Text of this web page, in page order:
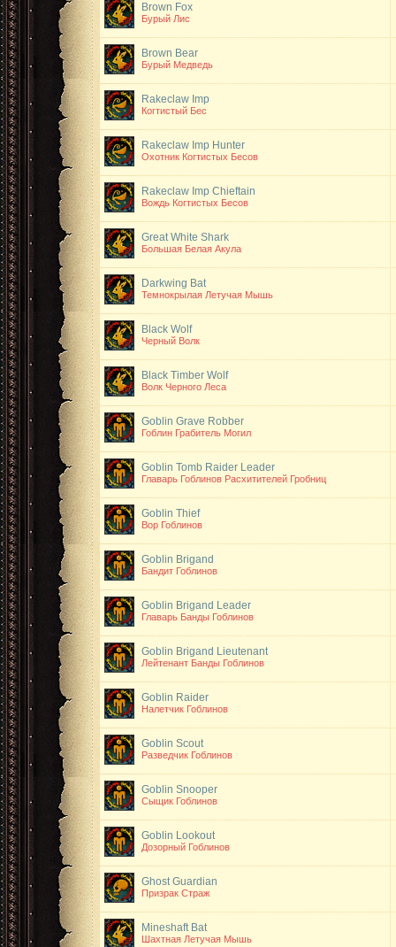
Brown Fox
Бурый Лис
Brown Bear
Бурый Медведь
Rakeclaw Imp
Когтистый Бес
Rakeclaw Imp Hunter
Охотник Когтистых Бесов
Rakeclaw Imp Chieftain
Вождь Когтистых Бесов
Great White Shark
Большая Белая Акула
Darkwing Bat
Темнокрылая Летучая Мышь
Black Wolf
Черный Волк
Black Timber Wolf
Волк Черного Леса
Goblin Grave Robber
Гоблин Грабитель Могил
Goblin Tomb Raider Leader
Главарь Гоблинов Расхитителей Гробниц
Goblin Thief
Вор Гоблинов
Goblin Brigand
Бандит Гоблинов
Goblin Brigand Leader
Главарь Банды Гоблинов
Goblin Brigand Lieutenant
Лейтенант Банды Гоблинов
Goblin Raider
Налетчик Гоблинов
Goblin Scout
Разведчик Гоблинов
Goblin Snooper
Сыщик Гоблинов
Goblin Lookout
Дозорный Гоблинов
Ghost Guardian
Призрак Страж
Mineshaft Bat
Шахтная Летучая Мышь